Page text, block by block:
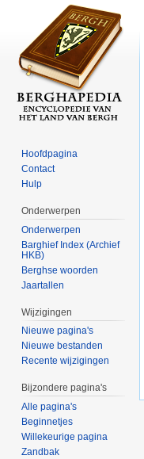
Hoofdpagina
Contact
Hulp
Onderwerpen
Onderwerpen
Barghief Index (Archief
HKB)
Berghse woorden
Jaartallen
Wijzigingen
Nieuwe pagina's
Nieuwe bestanden
Recente wijzigingen
Bijzondere pagina's
Alle pagina's
Beginnetjes
Willekeurige pagina
Zandbak